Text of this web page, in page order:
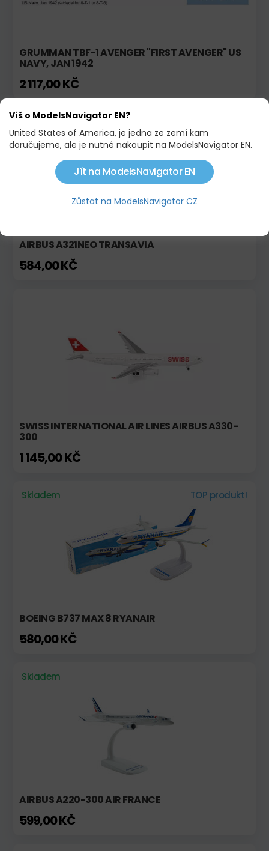
GRUMMAN TBF-1 AVENGER "FIRST AVENGER" US
NAVY, JAN 1942
2 117,00 KČ
AIRBUS A321NEO TRANSAVIA
584,00 KČ
SWISS INTERNATIONAL AIR LINES AIRBUS A330-
300
1 145,00 KČ
Skladem TOP produkt!
BOEING B737 MAX 8 RYANAIR
580,00 KČ
Skladem
AIRBUS A220-300 AIR FRANCE
599,00 KČ
Víš o ModelsNavigator EN?
United States of America, je jedna ze zemí kam
doručujeme, ale je nutné nakoupit na ModelsNavigator EN.
Jít na ModelsNavigator EN
Zůstat na ModelsNavigator CZ